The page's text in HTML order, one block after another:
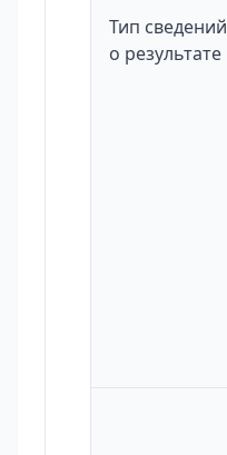
Тип сведений
о результате